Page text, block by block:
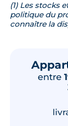
(1) Les stocks
politique du
connaître la
entre